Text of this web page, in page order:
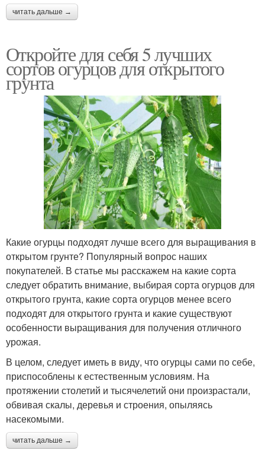
читать дальше →
Откройте для себя 5 лучших
сортов огурцов для открытого
грунта
Какие огурцы подходят лучше всего для выращивания в
открытом грунте? Популярный вопрос наших
покупателей. В статье мы расскажем на какие сорта
следует обратить внимание, выбирая сорта огурцов для
открытого грунта, какие сорта огурцов менее всего
подходят для открытого грунта и какие существуют
особенности выращивания для получения отличного
урожая.
В целом, следует иметь в виду, что огурцы сами по себе,
приспособлены к естественным условиям. На
протяжении столетий и тысячелетий они произрастали,
обвивая скалы, деревья и строения, опыляясь
насекомыми.
читать дальше →